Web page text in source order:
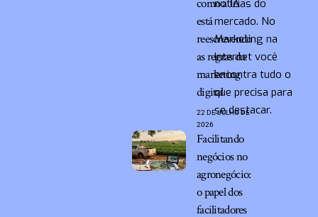
como a IA
está
reescrevendo
as regras do
marketing
digital
22 DE JULHO DE
2026
Facilitando
negócios no
agronegócio:
o papel dos
facilitadores
notícias do
mercado. No
Marketing na
Internet você
encontra tudo o
que precisa para
se destacar.